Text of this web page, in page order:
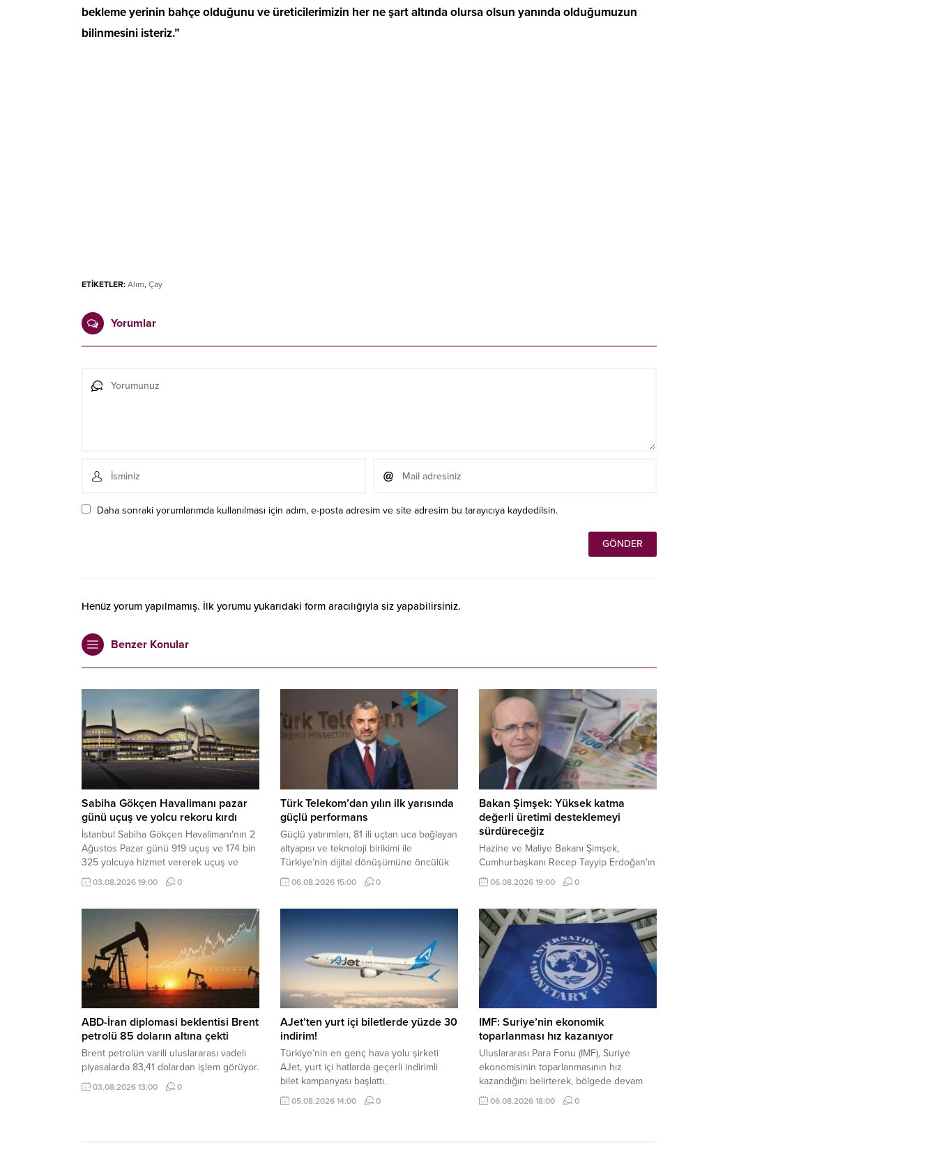
bekleme yerinin bahçe olduğunu ve üreticilerimizin her ne şart altında olursa olsun yanında olduğumuzun
bilinmesini isteriz.”
ETİKETLER: Alım, Çay
Yorumlar
Daha sonraki yorumlarımda kullanılması için adım, e-posta adresim ve site adresim bu tarayıcıya kaydedilsin.
Henüz yorum yapılmamış. İlk yorumu yukarıdaki form aracılığıyla siz yapabilirsiniz.
Benzer Konular
Sabiha Gökçen Havalimanı pazar
günü uçuş ve yolcu rekoru kırdı
İstanbul Sabiha Gökçen Havalimanı'nın 2
Ağustos Pazar günü 919 uçuş ve 174 bin
325 yolcuya hizmet vererek uçuş ve
yolcu rekoru kırdığı bildirildi.
03.08.2026 19:00 0
Türk Telekom’dan yılın ilk yarısında
güçlü performans
Güçlü yatırımları, 81 ili uçtan uca bağlayan
altyapısı ve teknoloji birikimi ile
Türkiye’nin dijital dönüşümüne öncülük
eden Türk Telekom, 2026 yılı ikinci
çeyrek finansal ve operasyonel
06.08.2026 15:00 0
Bakan Şimşek: Yüksek katma
değerli üretimi desteklemeyi
sürdüreceğiz
Hazine ve Maliye Bakanı Şimşek,
Cumhurbaşkanı Recep Tayyip Erdoğan'ın
liderliğinde verimliliği artıran, yüksek
katma değerli üretimi destekleyen ve
politikaların uygulanmaya devam
edeceğini belirtti.
06.08.2026 19:00 0
ABD-İran diplomasi beklentisi Brent
petrolü 85 doların altına çekti
Brent petrolün varili uluslararası vadeli
piyasalarda 83,41 dolardan işlem görüyor.
03.08.2026 13:00 0
AJet’ten yurt içi biletlerde yüzde 30
indirim!
Türkiye’nin en genç hava yolu şirketi
AJet, yurt içi hatlarda geçerli indirimli
bilet kampanyası başlattı.
05.08.2026 14:00 0
IMF: Suriye’nin ekonomik
toparlanması hız kazanıyor
Uluslararası Para Fonu (IMF), Suriye
ekonomisinin toparlanmasının hız
kazandığını belirterek, bölgede devam
eden çatışmalara rağmen ekonominin bu
yıl çift haneli büyümesinin beklendiğini
06.08.2026 18:00 0